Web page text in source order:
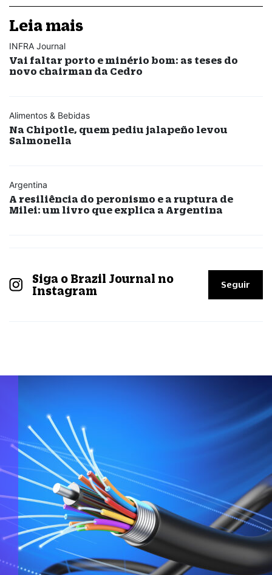
Leia mais
INFRA Journal
Vai faltar porto e minério bom: as teses do
novo chairman da Cedro
Alimentos & Bebidas
Na Chipotle, quem pediu jalapeño levou
Salmonella
Argentina
A resiliência do peronismo e a ruptura de
Milei: um livro que explica a Argentina
Siga o Brazil Journal no
Instagram
Seguir